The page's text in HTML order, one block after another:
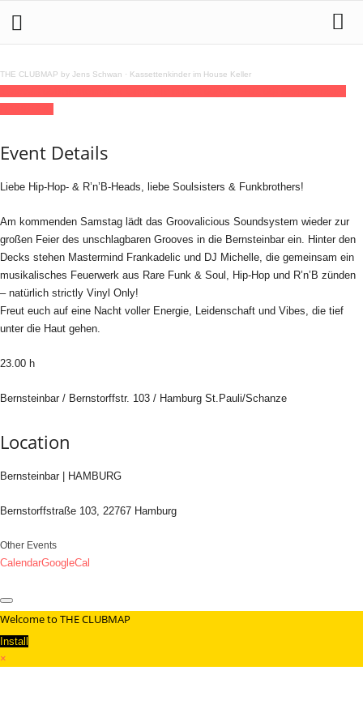
THE CLUBMAP by Jens Schwan · Kassettenkinder im House Keller
Event Details
Liebe Hip-Hop- & R’n’B-Heads, liebe Soulsisters & Funkbrothers!
Am kommenden Samstag lädt das Groovalicious Soundsystem wieder zur
großen Feier des unschlagbaren Grooves in die Bernsteinbar ein. Hinter den
Decks stehen Mastermind Frankadelic und DJ Michelle, die gemeinsam ein
musikalisches Feuerwerk aus Rare Funk & Soul, Hip-Hop und R’n’B zünden
– natürlich strictly Vinyl Only!
Freut euch auf eine Nacht voller Energie, Leidenschaft und Vibes, die tief
unter die Haut gehen.
23.00 h
Bernsteinbar / Bernstorffstr. 103 / Hamburg St.Pauli/Schanze
Location
Bernsteinbar | HAMBURG
Bernstorffstraße 103, 22767 Hamburg
Other Events
CalendarGoogleCal
Welcome to THE CLUBMAP
Install
×